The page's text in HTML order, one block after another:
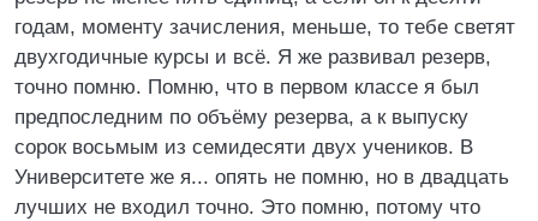
годам, моменту зачисления, меньше, то тебе светят
двухгодичные курсы и всё. Я же развивал резерв,
точно помню. Помню, что в первом классе я был
предпоследним по объёму резерва, а к выпуску
сорок восьмым из семидесяти двух учеников. В
Университете же я... опять не помню, но в двадцать
лучших не входил точно. Это помню, потому что